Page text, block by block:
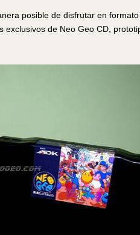
posible de disfrutar en
exclusivos de Neo Geo CD,